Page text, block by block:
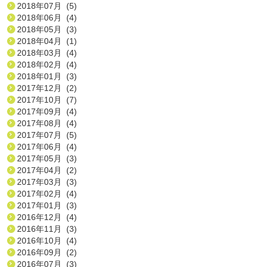
2018年07月 (5)
2018年06月 (4)
2018年05月 (3)
2018年04月 (1)
2018年03月 (4)
2018年02月 (4)
2018年01月 (3)
2017年12月 (2)
2017年10月 (7)
2017年09月 (4)
2017年08月 (4)
2017年07月 (5)
2017年06月 (4)
2017年05月 (3)
2017年04月 (2)
2017年03月 (3)
2017年02月 (4)
2017年01月 (3)
2016年12月 (4)
2016年11月 (3)
2016年10月 (4)
2016年09月 (2)
2016年07月 (3)